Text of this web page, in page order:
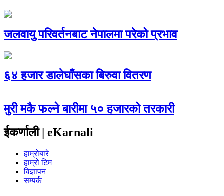
जलवायु परिवर्तनबाट नेपालमा परेको प्रभाव
६४ हजार डालेघाँसका बिरुवा वितरण
मुरी मकै फल्ने बारीमा ५० हजारको तरकारी
ईकर्णाली | eKarnali
हाम्रोबारे
हाम्रो टिम
विज्ञापन
सम्पर्क